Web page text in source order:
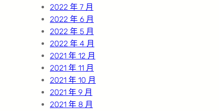
2022 年 7 月
2022 年 6 月
2022 年 5 月
2022 年 4 月
2021 年 12 月
2021 年 11 月
2021 年 10 月
2021 年 9 月
2021 年 8 月